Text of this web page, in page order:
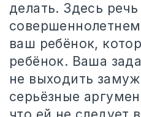
делать. Здесь
ваш ребёнок,
ребёнок. Ваша
не выходить
серьёзные